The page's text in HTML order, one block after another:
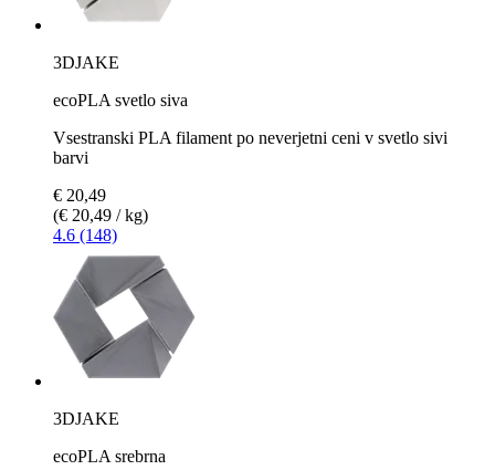
3DJAKE
ecoPLA svetlo siva
Vsestranski PLA filament po neverjetni ceni v svetlo sivi
barvi
€ 20,49
(€ 20,49 / kg)
4.6 (148)
3DJAKE
ecoPLA srebrna